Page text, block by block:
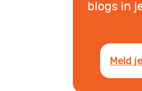
blogs in
Meld